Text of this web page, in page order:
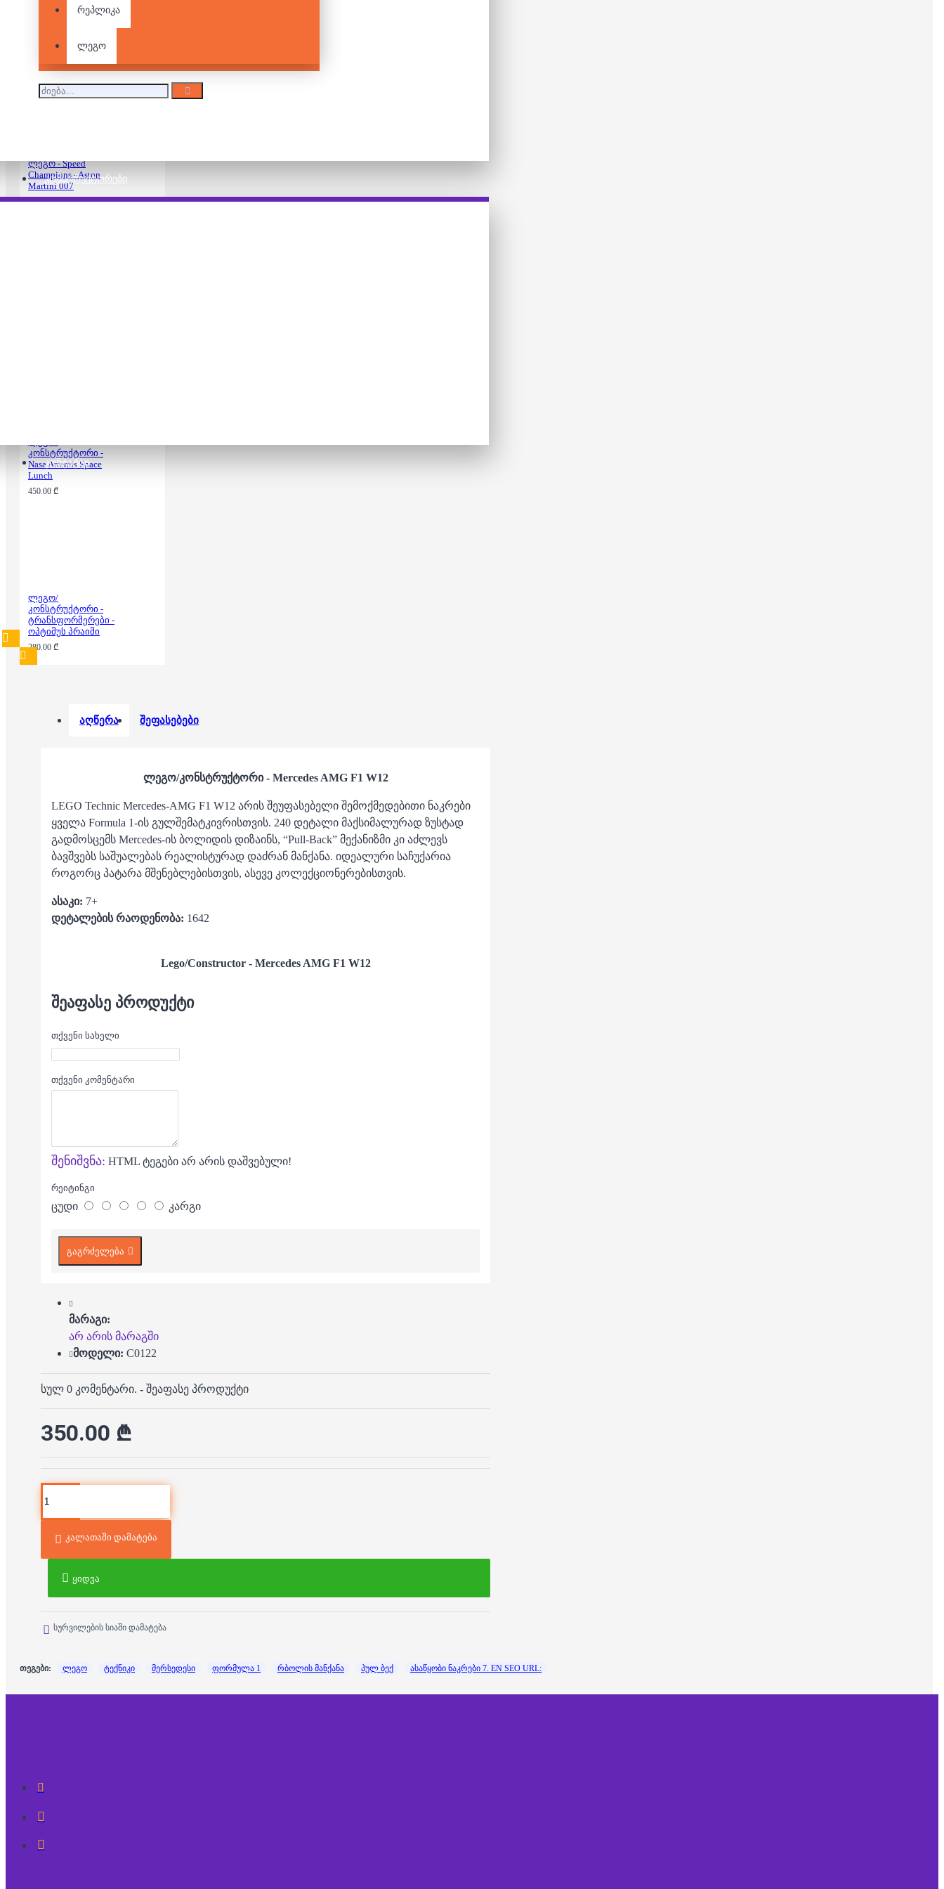
ᲙᲝᲜᲡᲢᲠᲣᲥᲢᲝᲠᲔᲑᲘ
ᲙᲝᲜᲢᲐᲥᲢᲘ
რეპლიკა
ლეგო
ლეგო - Speed
Champions - Aston
Martini 007
260.00 ₾
კონსტრუქტორი -
Nasa Artemis Space
Lunch
450.00 ₾
ლეგო/
კონსტრუქტორი -
ტრანსფორმერები -
ოპტიმუს პრაიმი
280.00 ₾
აღწერა შეფასებები
ლეგო/კონსტრუქტორი - Mercedes AMG F1 W12
LEGO Technic Mercedes-AMG F1 W12 არის შეუფასებელი შემოქმედებითი ნაკრები
ყველა Formula 1-ის გულშემატკივრისთვის. 240 დეტალი მაქსიმალურად ზუსტად
გადმოსცემს Mercedes-ის ბოლიდის დიზაინს, “Pull-Back” მექანიზმი კი აძლევს
ბავშვებს საშუალებას რეალისტურად დაძრან მანქანა. იდეალური საჩუქარია
როგორც პატარა მშენებლებისთვის, ასევე კოლექციონერებისთვის.
ასაკი: 7+
დეტალების რაოდენობა: 1642
Lego/Constructor - Mercedes AMG F1 W12
ᲨᲔᲐᲤᲐᲡᲔ ᲞᲠᲝᲓᲣᲥᲢᲘ
თქვენი სახელი
თქვენი კომენტარი
შენიშვნა: HTML ტეგები არ არის დაშვებული!
რეიტინგი
ცუდი კარგი
გაგრძელება
მარაგი:
არ არის მარაგში
მოდელი: C0122
სულ 0 კომენტარი. - შეაფასე პროდუქტი
350.00 ₾
კალათაში დამატება
ყიდვა
სურვილების სიაში დამატება
თეგები: ლეგო ტექნიკი მერსედესი ფორმულა 1 რბოლის მანქანა პულ ბექ ასაწყობი ნაკრები 7. EN SEO URL: